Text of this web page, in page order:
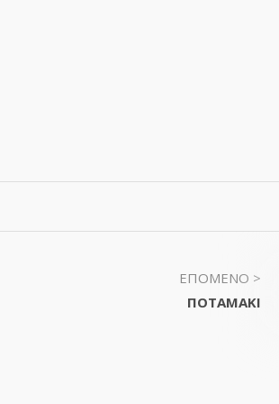
ΕΠΟΜΕΝΟ >
ΠΟΤΑΜΑΚΙ